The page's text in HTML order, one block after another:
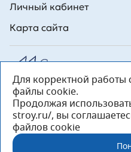
Личный кабинет
Карта сайта
Все права на публикуемые на
ООО Л1 Строительная комания
представленная на данном
информационный характер и ни
публичной офертой,
«ООО «Л1 Строительная
Орджоникидзе, д. 52, литер А,
ОГРН 1027804853559»
Для корректной работы
файлы cookie.
Продолжая
stroy.ru/, вы
файлов cookie